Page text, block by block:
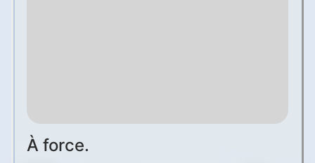
À force.